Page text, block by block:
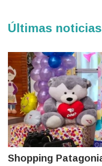
Últimas noticias
Shopping